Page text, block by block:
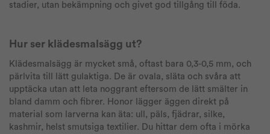
stadier, utan bekämpning och givet god tillgång till föda.
Hur ser klädesmalsägg ut?
Klädesmalsägg är mycket små, oftast bara 0,3-0,5 mm, och
pärlvita till lätt gulaktiga. De är ovala, släta och svåra att
upptäcka utan att leta noggrant eftersom de lätt smälter in
bland damm och fibrer. Honor lägger äggen direkt på
material som larverna kan äta: ull, päls, fjädrar, silke,
kashmir, helst smutsiga textilier. Du hittar dem ofta i mörka